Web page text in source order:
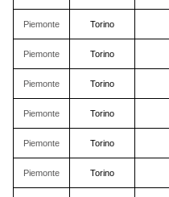
Piemonte Torino
Piemonte Torino
Piemonte Torino
Piemonte Torino
Piemonte Torino
Piemonte Torino